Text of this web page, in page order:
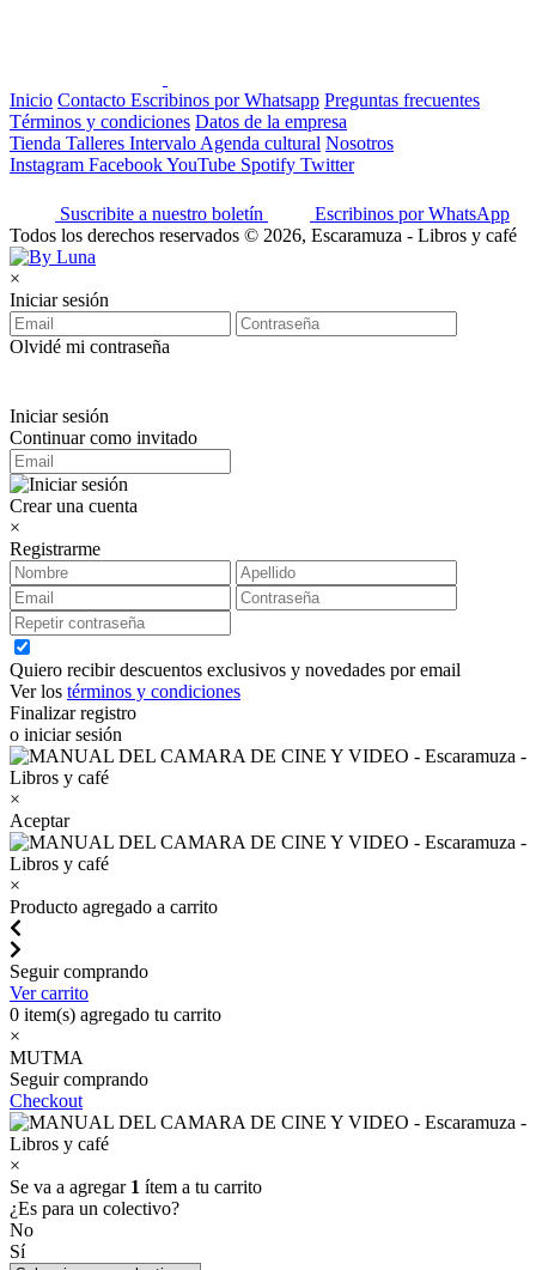
Inicio Contacto Escribinos por Whatsapp Preguntas frecuentes
Términos y condiciones Datos de la empresa
Tienda Talleres Intervalo Agenda cultural Nosotros
Instagram FacebookYouTube Spotify Twitter
Suscribite a nuestro boletín
Escribinos por WhatsApp
Todos los derechos reservados © 2026, Escaramuza - Libros y café
×
Iniciar sesión
Olvidé mi contraseña
Iniciar sesión
Continuar como invitado
Crear una cuenta
×
Registrarme
Quiero recibir descuentos exclusivos y novedades por email
Ver los términos y condiciones
Finalizar registro
o iniciar sesión
×
Aceptar
×
Producto agregado a carrito
Seguir comprando
Ver carrito
0 item(s) agregado tu carrito
×
MUTMA
Seguir comprando
Checkout
×
Se va a agregar 1 ítem a tu carrito
¿Es para un colectivo?
No
Sí